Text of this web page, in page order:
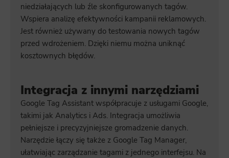
niedziałających lub źle skonfigurowanych tagów.
Wspiera analizę efektywności kampanii reklamowych.
Jest również używany do testowania nowych tagów
przed wdrożeniem. Dzięki niemu można uniknąć
kosztownych błędów.
Integracja z innymi narzędziami
Google Tag Assistant współpracuje z usługami Google,
takimi jak Analytics i Ads. Integracja umożliwia
pełniejsze i precyzyjniejsze gromadzenie danych.
Narzędzie łączy się także z Google Tag Manager,
ułatwiając zarządzanie tagami z jednego interfejsu. Na